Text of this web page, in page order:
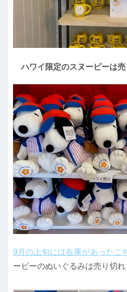
ハワイ限定のスヌーピーは
9月の上旬には在庫があったこ
ーピーのぬいぐるみは売り切れ